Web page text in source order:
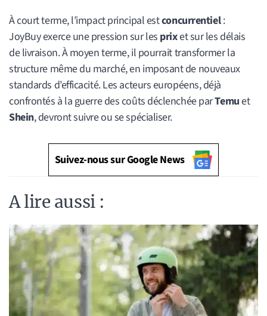
À court terme, l’impact principal estconcurrentiel:
JoyBuy exerce une pression sur les prixet sur les délais
de livraison. À moyen terme, il pourrait transformer la
structure même du marché, en imposant de nouveaux
standards d’efficacité. Les acteurs européens, déjà
confrontés à la guerre des coûts déclenchée parTemuet
Shein, devront suivre ou se spécialiser.
Suivez-nous sur Google News
A lire aussi :